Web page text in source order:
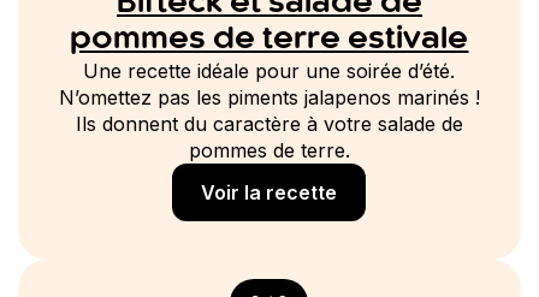
pommes de terre estivale
Une recette idéale pour une soirée d’été.
N’omettez pas les piments jalapenos marinés !
Ils donnent du caractère à votre salade de
pommes de terre.
Voir la recette